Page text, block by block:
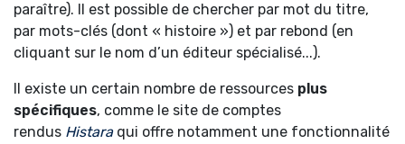
paraître). Il est possible de chercher par mot du titre,
par mots-clés (dont « histoire ») et par rebond (en
cliquant sur le nom d’un éditeur spécialisé...).
Il existe un certain nombre de ressources plus
spécifiques, comme le site de comptes
rendus Histaraqui offre notamment une fonctionnalité